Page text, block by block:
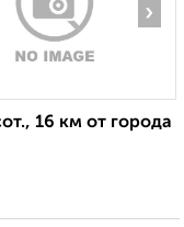
›
16 км от города